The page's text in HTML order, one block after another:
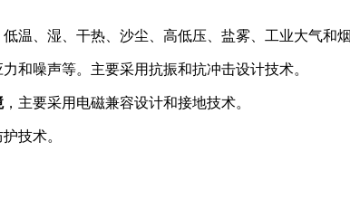
温、湿、干热、沙尘、高低压、盐雾、工业大气和
和噪声等。主要采用抗振和抗冲击设计技术。
，主要采用电磁兼容设计和接地技术。
技术。